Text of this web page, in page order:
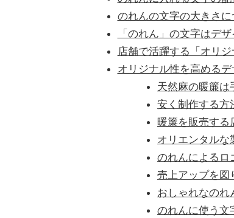
のれんの文字の大きさに
「のれん」の文字はデ
店舗で活躍する「オリ
オリジナル性を高める
天然麻の暖簾は
安く制作する方
暖簾を販売する
オリエンタルな
のれんによるロ
売上アップを図
おしゃれなのれ
のれんに使う文